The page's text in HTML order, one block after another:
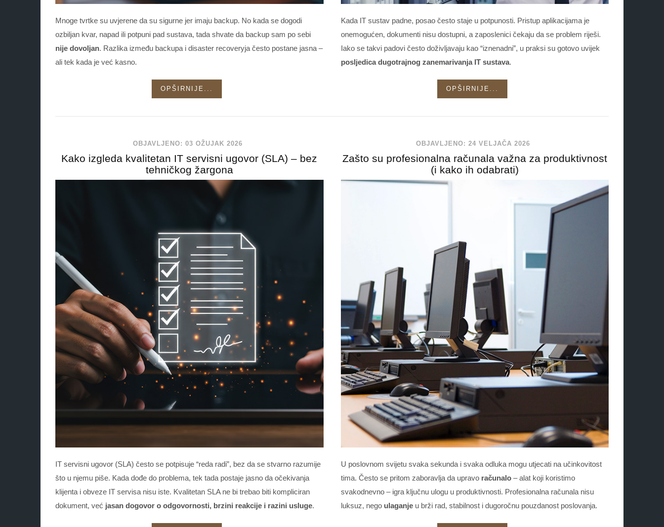
Mnoge tvrtke su uvjerene da su sigurne jer imaju backup. No kada se dogodi
ozbiljan kvar, napad ili potpuni pad sustava, tada shvate da backup sam po sebi
nije dovoljan. Razlika između backupa i disaster recoveryja često postane jasna –
ali tek kada je već kasno.
OPŠIRNIJE...
Kada IT sustav padne, posao često staje u potpunosti. Pristup aplikacijama je
onemogućen, dokumenti nisu dostupni, a zaposlenici čekaju da se problem riješi.
Iako se takvi padovi često doživljavaju kao “iznenadni”, u praksi su gotovo uvijek
posljedica dugotrajnog zanemarivanja IT sustava.
OPŠIRNIJE...
OBJAVLJENO: 03 OŽUJAK 2026
Kako izgleda kvalitetan IT servisni ugovor (SLA) – bez
tehničkog žargona
IT servisni ugovor (SLA) često se potpisuje “reda radi”, bez da se stvarno razumije
što u njemu piše. Kada dođe do problema, tek tada postaje jasno da očekivanja
klijenta i obveze IT servisa nisu iste. Kvalitetan SLA ne bi trebao biti kompliciran
dokument, već jasan dogovor o odgovornosti, brzini reakcije i razini usluge.
OBJAVLJENO: 24 VELJAČA 2026
Zašto su profesionalna računala važna za produktivnost
(i kako ih odabrati)
U poslovnom svijetu svaka sekunda i svaka odluka mogu utjecati na učinkovitost
tima. Često se pritom zaboravlja da upravo računalo– alat koji koristimo
svakodnevno – igra ključnu ulogu u produktivnosti. Profesionalna računala nisu
luksuz, nego ulaganjeu brži rad, stabilnost i dugoročnu pouzdanost poslovanja.